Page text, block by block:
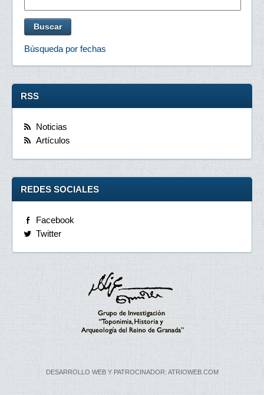
Búsqueda por fechas
RSS
Noticias
Artículos
REDES SOCIALES
Facebook
Twitter
DESARROLLO WEB Y PATROCINADOR: ATRIOWEB.COM